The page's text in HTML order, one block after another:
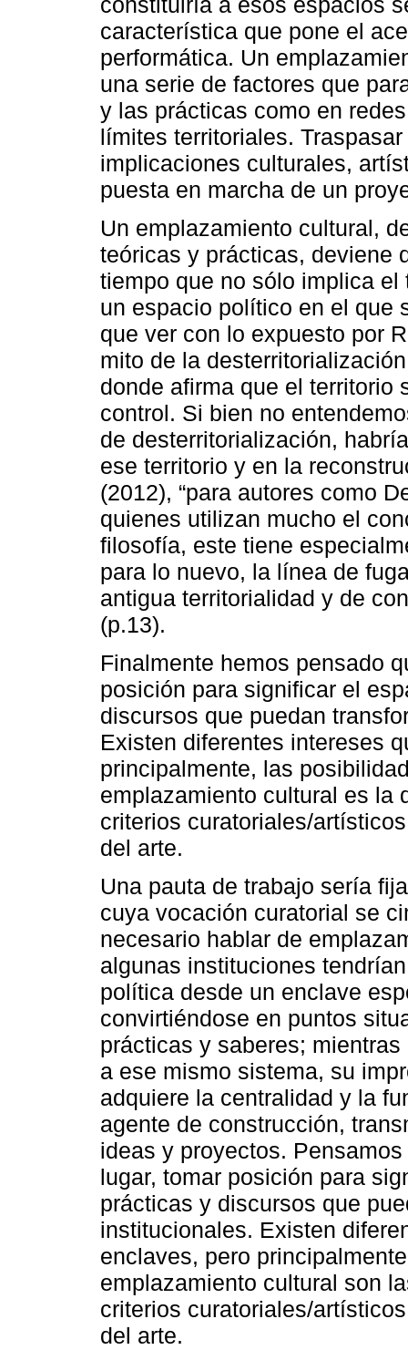
característica que pone el
performática. Un
una serie de factores que
y las prácticas como en
límites territoriales.
implicaciones culturales,
puesta en marcha de un
Un emplazamiento cultural,
teóricas y prácticas, deviene
tiempo que no sólo implica
un espacio político en el que
que ver con lo expuesto por
mito de la
donde afirma que el territorio
control. Si bien no
de desterritorialización,
ese territorio y en la
(2012), “para autores como
quienes utilizan mucho el
filosofía, este tiene
para lo nuevo, la línea de
antigua territorialidad y de
(p.13).
Finalmente hemos pensado
posición para significar el
discursos que puedan
Existen diferentes intereses
principalmente, las
emplazamiento cultural es la
criterios curatoriales/
del arte.
Una pauta de trabajo sería
cuya vocación curatorial se
necesario hablar de
algunas instituciones
política desde un enclave
convirtiéndose en puntos
prácticas y saberes;
a ese mismo sistema, su
adquiere la centralidad y la
agente de construcción,
ideas y proyectos.
lugar, tomar posición para
prácticas y discursos que
institucionales. Existen
enclaves, pero
emplazamiento cultural son
criterios curatoriales/
del arte.